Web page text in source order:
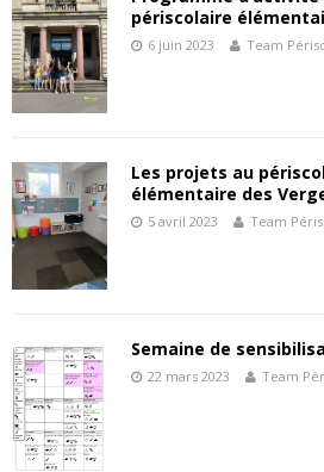
périscolaire
6 juin 2023 Team
Les projets au
élémentaire des
5 avril 2023 Team
Semaine de
22 mars 2023 Team